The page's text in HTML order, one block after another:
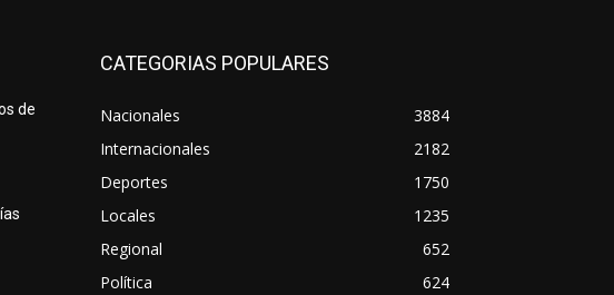
de
CATEGORIAS POPULARES
Nacionales
3884
Internacionales
2182
Deportes
1750
Locales
1235
Regional
652
Política
624